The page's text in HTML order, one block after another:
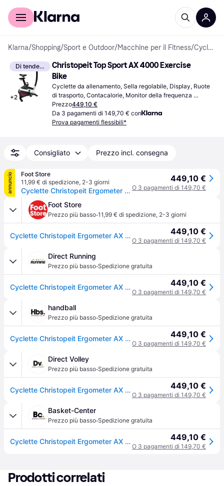
Per il tuo shopping
Klarna/Shopping/Sport e Outdoor/Macchine per il Fitness/ Cyclette
Di tendenza
+2
Christopeit Top Sport AX 4000 Exercise
Bike
Cyclette da allenamento, Sella regolabile, Display, Ruote
di trasporto, Contacalorie, Monitor della frequenza
cardiaca, Bluetooth, Ergometro
Prezzo449,10 €
Da 3 pagamenti di 149,70 € con
Prova pagamenti flessibili*
Consigliato Prezzo incl. consegna
annuncio
Foot Store
11,99 € di spedizione, 2-3 giorni
Cyclette Christopeit Ergometer AX 4000
449,10 €
O 3 pagamenti di 149,70 €
Foot Store
Prezzo più basso·11,99 € di spedizione, 2-3 giorni
Cyclette Christopeit Ergometer AX 4000 449,10 €
O 3 pagamenti di 149,70 €
Direct Running
Prezzo più basso·Spedizione gratuita
Cyclette Christopeit Ergometer AX 4000 - Noir 449,10 €
O 3 pagamenti di 149,70 €
handball
Prezzo più basso·Spedizione gratuita
Cyclette Christopeit Ergometer AX 4000 - Noir 449,10 €
O 3 pagamenti di 149,70 €
Direct Volley
Prezzo più basso·Spedizione gratuita
Cyclette Christopeit Ergometer AX 4000 - Noir 449,10 €
O 3 pagamenti di 149,70 €
Basket-Center
Prezzo più basso·Spedizione gratuita
Cyclette Christopeit Ergometer AX 4000 - Noir 449,10 €
O 3 pagamenti di 149,70 €
Prodotti correlati